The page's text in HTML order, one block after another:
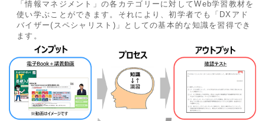
「情報マネジメント」の各カテゴリーに対してWeb学習教材を
使い学ぶことができます。それにより、初学者でも「DXアド
バイザー(スペシャリスト)」としての基本的な知識を習得でき
ます。